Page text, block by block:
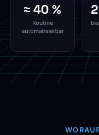
≈ 40 %
Routine
automatisierbar